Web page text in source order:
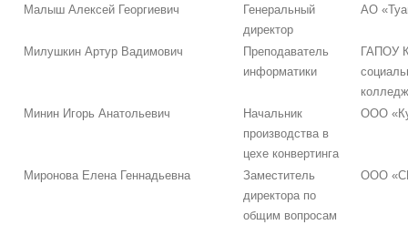
Малыш Алексей Георгиевич
Генеральный
директор
АО
Милушкин Артур Вадимович
Преподаватель
информатики
ГАПОУ
Минин Игорь Анатольевич
Начальник
производства в
цехе конвертинга
ООО
Миронова Елена Геннадьевна
Заместитель
директора по
общим вопросам
ООО